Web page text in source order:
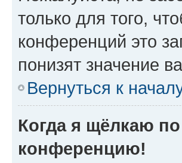
только для того,
конференций это
понизят значение
Вернуться к
Когда я щёлкаю
конференцию!